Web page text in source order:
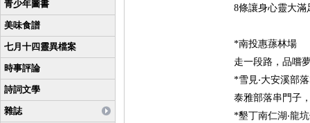
青少年圖書
美味食譜
七月十四靈異檔案
時事評論
詩詞文學
雜誌
8條讓身心靈大滿
*南投惠蓀林場
走一段路，品嚐
*雪見‧大安溪部
泰雅部落串門子
*墾丁南仁湖‧龍